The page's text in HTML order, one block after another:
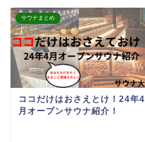
サウナまとめ
ココだけはおさえとけ！24年4
月オープンサウナ紹介！